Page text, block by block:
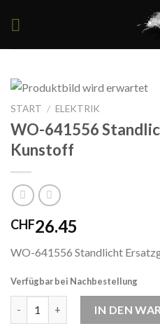
START / ELEKTRIK
WO-641556
Kunstoff
CHF26.45
WO-641556 Standlicht
Verfügbar bei Nachbestellung
IN DEN